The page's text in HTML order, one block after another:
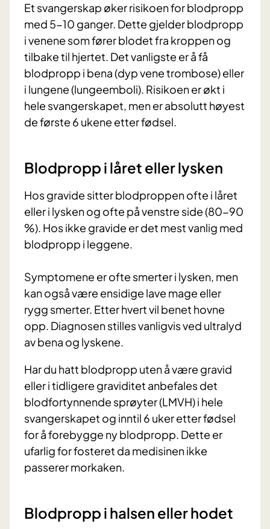
Et svangerskap øker risikoen for blodpropp
med 5-10 ganger. Dette gjelder blodpropp
i venene som fører blodet fra kroppen og
tilbake til hjertet. Det vanligste er å få
blodpropp i bena (dyp vene trombose) eller
i lungene (lungeemboli). Risikoen er økt i
hele svangerskapet, men er absolutt høyest
de første 6 ukene etter fødsel.
Blodpropp i låret eller lysken
Hos gravide sitter blodproppen ofte i låret
eller i lysken og ofte på venstre side (80-90
%). Hos ikke gravide er det mest vanlig med
blodpropp i leggene.
Symptomene er ofte smerter i lysken, men
kan også være ensidige lave mage eller
rygg smerter. Etter hvert vil benet hovne
opp. Diagnosen stilles vanligvis ved ultralyd
av bena og lyskene.
Har du hatt blodpropp uten å være gravid
eller i tidligere graviditet anbefales det
blodfortynnende sprøyter (LMVH) i hele
svangerskapet og inntil 6 uker etter fødsel
for å forebygge ny blodpropp. Dette er
ufarlig for fosteret da medisinen ikke
passerer morkaken.
Blodpropp i halsen eller hodet